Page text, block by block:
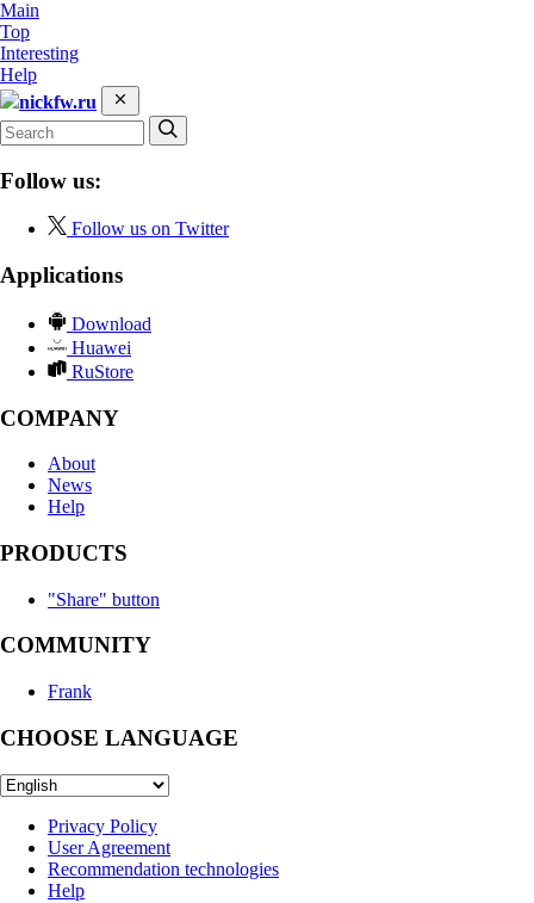
Main
Top
Interesting
Help
nickfw.ru
Follow us:
Follow us on Twitter
Applications
Download
Huawei
RuStore
COMPANY
About
News
Help
PRODUCTS
"Share" button
COMMUNITY
Frank
CHOOSE LANGUAGE
Privacy Policy
User Agreement
Recommendation technologies
Help